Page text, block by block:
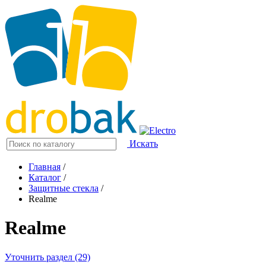
Искать
Главная /
Каталог /
Защитные стекла /
Realme
Realme
Уточнить раздел (29)